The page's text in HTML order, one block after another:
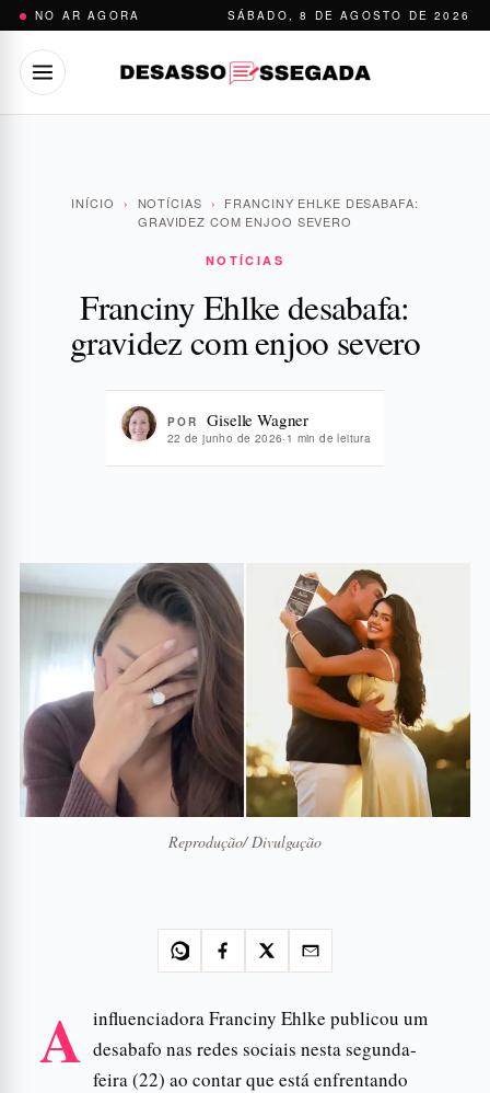
Pular
conteúdo
NO AR AGORA SÁBADO, 8 DE AGOSTO DE 2026
INÍCIO › NOTÍCIAS ›
FRANCINY EHLKE DESABAFA:
GRAVIDEZ COM ENJOO SEVERO
NOTÍCIAS
Franciny Ehlke desabafa:
gravidez com enjoo severo
POR Giselle Wagner
22 de junho de 2026· 1 min de leitura
Reprodução/ Divulgação
A influenciadora Franciny Ehlke publicou um
desabafo nas redes sociais nesta segunda-
feira (22) ao contar que está enfrentando